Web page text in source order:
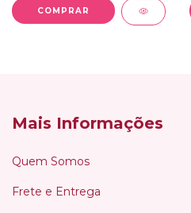
Mais Informações
Quem Somos
Frete e Entrega